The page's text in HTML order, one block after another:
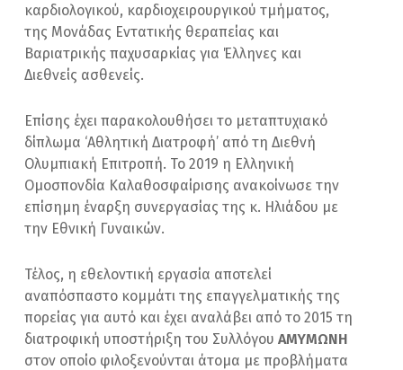
καρδιολογικού, καρδιοχειρουργικού τμήματος,
της Μονάδας Εντατικής θεραπείας και
Βαριατρικής παχυσαρκίας για Έλληνες και
Διεθνείς ασθενείς.
Επίσης έχει παρακολουθήσει το μεταπτυχιακό
δίπλωμα ‘Αθλητική Διατροφή’ από τη Διεθνή
Ολυμπιακή Επιτροπή. Το 2019 η Ελληνική
Ομοσπονδία Καλαθοσφαίρισης ανακοίνωσε την
επίσημη έναρξη συνεργασίας της κ. Ηλιάδου με
την Εθνική Γυναικών.
Τέλος, η εθελοντική εργασία αποτελεί
αναπόσπαστο κομμάτι της επαγγελματικής της
πορείας για αυτό και έχει αναλάβει από το 2015 τη
διατροφική υποστήριξη του ΣυλλόγουΑΜΥΜΩΝΗ
στον οποίο φιλοξενούνται άτομα με προβλήματα